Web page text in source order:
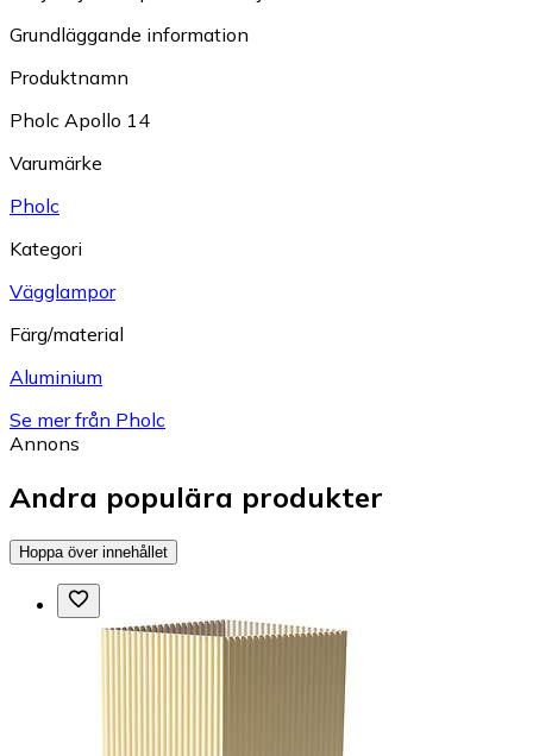
Grundläggande information
Produktnamn
Pholc Apollo 14
Varumärke
Pholc
Kategori
Vägglampor
Färg/material
Aluminium
Se mer från Pholc
Annons
Andra populära produkter
Hoppa över innehållet